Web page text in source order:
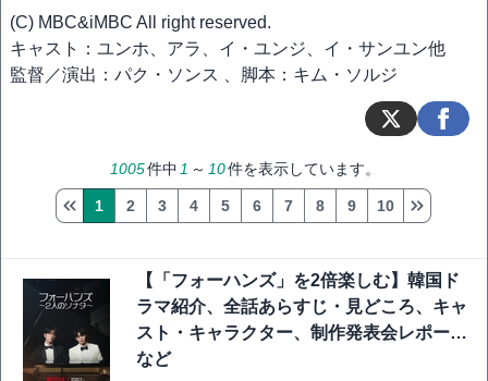
(C) MBC&iMBC All right reserved.
キャスト：ユンホ、アラ、イ・ユンジ、イ・サンユン他
監督／演出：パク・ソンス 、脚本：キム・ソルジ
1005件中 1 ～ 10件を表示しています。
1 2 3 4 5 6 7 8 9 10
【「フォーハンズ」を2倍楽しむ】韓国ド
ラマ紹介、全話あらすじ・見どころ、キャ
スト・キャラクター、制作発表会レポート
など